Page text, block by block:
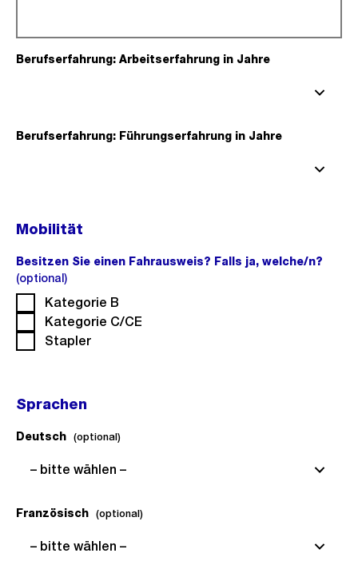
Berufserfahrung: Arbeitserfahrung in Jahre
Berufserfahrung: Führungserfahrung in Jahre
Mobilität
Besitzen Sie einen Fahrausweis? Falls ja, welche/n?
(optional)
Kategorie B
Kategorie C/CE
Stapler
Sprachen
Deutsch (optional)(optional).
– bitte wählen –
Französisch (optional)(optional).
– bitte wählen –